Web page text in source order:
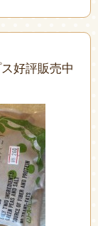
好評販売中